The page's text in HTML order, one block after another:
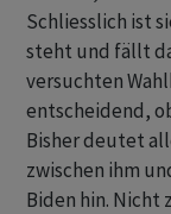
Schliesslich ist
steht und fällt
versuchten
entscheidend,
Bisher deutet
zwischen ihm
Biden hin. Nicht